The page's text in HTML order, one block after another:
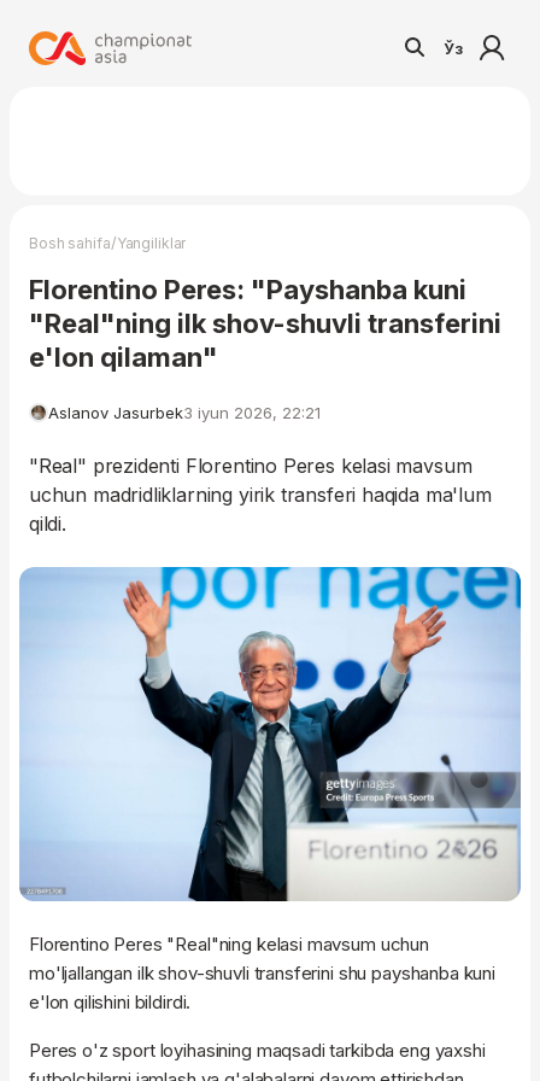
Ўз
Bosh sahifa/Yangiliklar
Florentino Peres: "Payshanba kuni
"Real"ning ilk shov-shuvli transferini
e'lon qilaman"
Aslanov Jasurbek3 iyun 2026, 22:21
"Real" prezidenti Florentino Peres kelasi mavsum
uchun madridliklarning yirik transferi haqida ma'lum
qildi.
Florentino Peres "Real"ning kelasi mavsum uchun
mo'ljallangan ilk shov-shuvli transferini shu payshanba kuni
e'lon qilishini bildirdi.
Peres o'z sport loyihasining maqsadi tarkibda eng yaxshi